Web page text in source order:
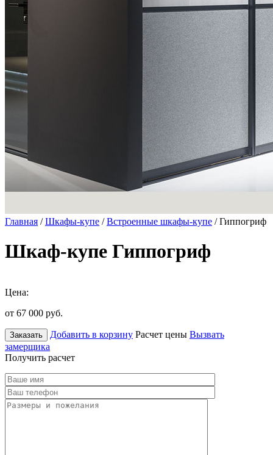
Главная /Шкафы-купе /Встроенные шкафы-купе / Гиппогриф
Шкаф-купе Гиппогриф
Цена:
от 67 000 руб.
Заказать Добавить в корзину Расчет цены Вызвать
замерщика
Получить расчет